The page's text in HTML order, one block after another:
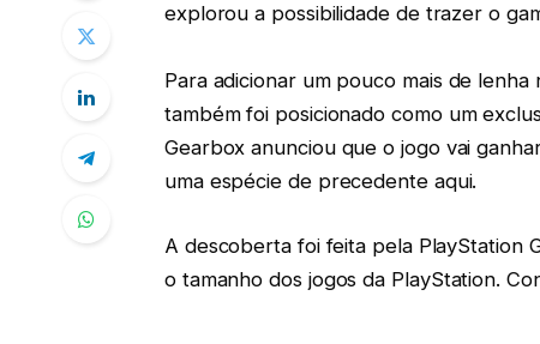
explorou a possibilidade de trazer o
Para adicionar um pouco mais de lenha
também foi posicionado como um
Gearbox anunciou que o jogo vai
uma espécie de precedente aqui.
A descoberta foi feita pela PlayStation
o tamanho dos jogos da PlayStation.